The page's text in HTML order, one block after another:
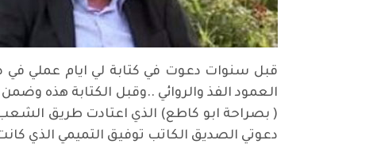
قبل سنوات دعوت في كتابة لي ايام عملي في
العمود الفذ والروائي ..وقبل الكتابة هذه
( بصراحة ابو كاطع) الذي اعتادت طريق
دعوتي الصديق الكاتب توفيق التميمي الذي